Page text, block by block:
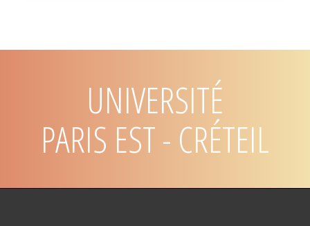
UNIVERSITÉ
PARIS EST - CRÉTEIL